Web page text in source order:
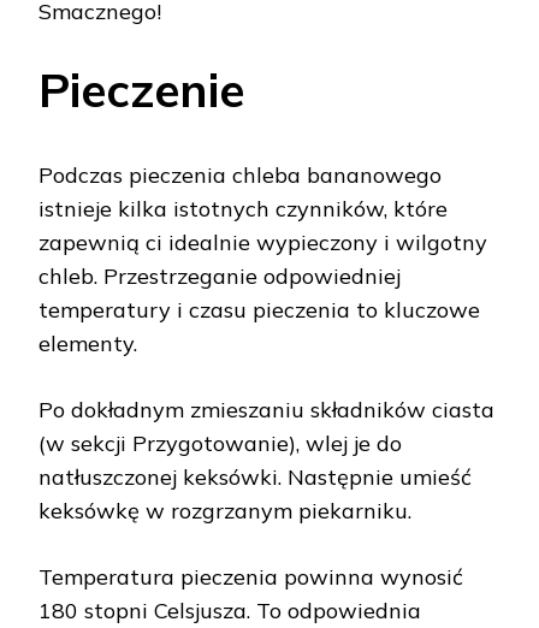
Smacznego!
Pieczenie
Podczas pieczenia chleba bananowego
istnieje kilka istotnych czynników, które
zapewnią ci idealnie wypieczony i wilgotny
chleb. Przestrzeganie odpowiedniej
temperatury i czasu pieczenia to kluczowe
elementy.
Po dokładnym zmieszaniu składników ciasta
(w sekcji Przygotowanie), wlej je do
natłuszczonej keksówki. Następnie umieść
keksówkę w rozgrzanym piekarniku.
Temperatura pieczenia powinna wynosić
180 stopni Celsjusza. To odpowiednia